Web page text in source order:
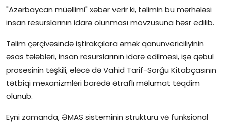
Regionlar
İctimai şura
Dünya
"Azərbaycan müəllimi" xəbər verir ki, təlimin bu mərhələsi
insan resurslarının idarə olunması mövzusuna həsr edilib.
Təlim çərçivəsində iştirakçılara əmək qanunvericiliyinin
əsas tələbləri, insan resurslarının idarə edilməsi, işə qəbul
prosesinin təşkili, eləcə də Vahid Tarif-Sorğu Kitabçasının
tətbiqi mexanizmləri barədə ətraflı məlumat təqdim
olunub.
Eyni zamanda, ƏMAS sisteminin strukturu və funksional